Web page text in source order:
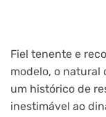
Fiel tenente e
modelo, o natural
um histórico de
inestimável ao